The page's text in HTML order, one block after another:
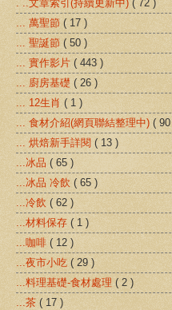
. ..文章索引(持續更新中) ( 72 )
... 萬聖節 ( 17 )
... 聖誕節 ( 50 )
... 實作影片 ( 443 )
... 廚房基礎 ( 26 )
... 12生肖 ( 1 )
... 食材介紹(網頁聯結整理中) (
... 烘焙新手詳閱 ( 13 )
...冰品 ( 65 )
...冰品 冷飲 ( 65 )
...冷飲 ( 62 )
...材料保存 ( 1 )
...咖啡 ( 12 )
...夜市小吃 ( 29 )
...料理基礎-食材處理 ( 2 )
...茶 ( 17 )